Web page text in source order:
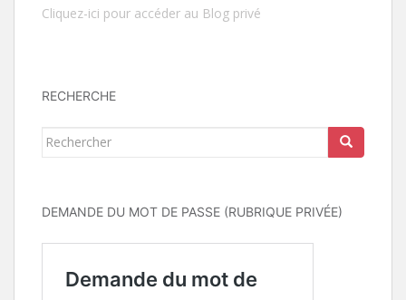
Cliquez-ici pour accéder au Blog privé
RECHERCHE
Rechercher...
DEMANDE DU MOT DE PASSE (RUBRIQUE PRIVÉE)